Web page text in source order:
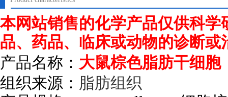
本网站销售的化学产品仅供科
品、药品、临床或动物的诊断或
产品名称： 大鼠棕色脂肪干细胞
组织来源： 脂肪组织